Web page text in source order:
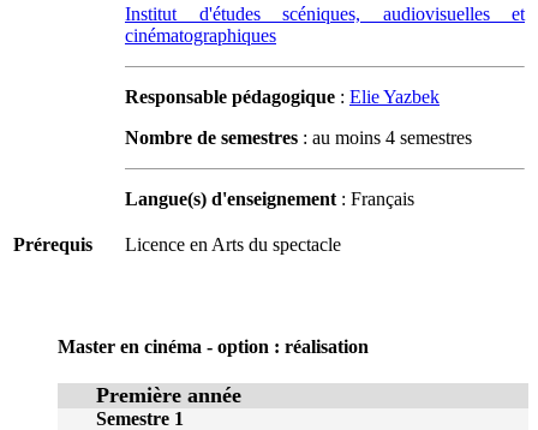
Institut d'études scéniques, audiovisuelles et
cinématographiques
Responsable pédagogique : Elie Yazbek
Nombre de semestres : au moins 4 semestres
Langue(s) d'enseignement: Français
Prérequis Licence en Arts du spectacle
Master en cinéma - option : réalisation
Première année
Semestre 1